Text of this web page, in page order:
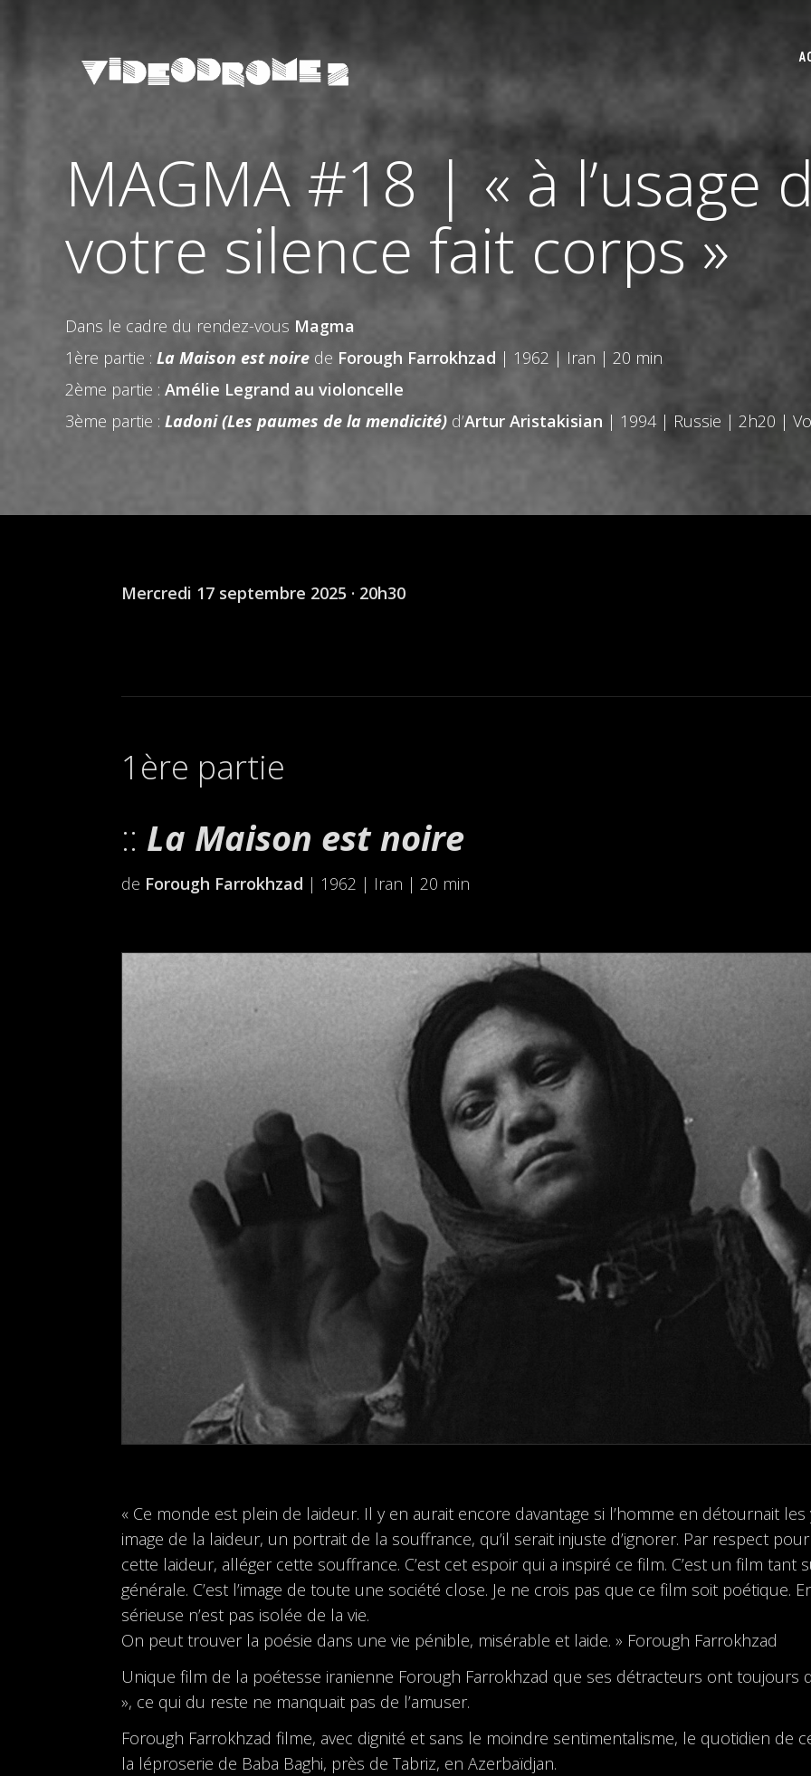
MAGMA #18 | « à l’usage
votre silence fait corps »
Dans le cadre du rendez-vous Magma
1ère partie : La Maison est noire de Forough Farrokhzad | 1962 | Iran | 20 min
2ème partie : Amélie Legrand au violoncelle
3ème partie : Ladoni (Les paumes de la mendicité) d’Artur Aristakisian | 1994 | Russie | 2h20 |
Mercredi 17 septembre 2025 · 20h30
1ère partie
La Maison est noire
de Forough Farrokhzad | 1962 | Iran | 20 min
« Ce monde est plein de laideur. Il y en aurait encore davantage si l’homme en détournait
image de la laideur, un portrait de la souffrance, qu’il serait injuste d’ignorer. Par respect
cette laideur, alléger cette souffrance. C’est cet espoir qui a inspiré ce film. C’est un film
générale. C’est l’image de toute une société close. Je ne crois pas que ce film soit poétique.
sérieuse n’est pas isolée de la vie.
On peut trouver la poésie dans une vie pénible, misérable et laide. » Forough Farrokhzad
Unique film de la poétesse iranienne Forough Farrokhzad que ses détracteurs ont toujours
», ce qui du reste ne manquait pas de l’amuser.
Forough Farrokhzad filme, avec dignité et sans le moindre sentimentalisme, le quotidien de
la léproserie de Baba Baghi, près de Tabriz, en Azerbaïdjan.